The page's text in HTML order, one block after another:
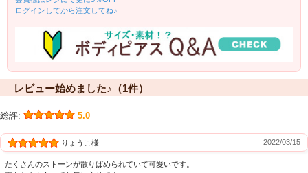
ログインしてから注文してね♪
レビュー始めました♪（1件）
総評: 5.0
りょうこ様 2022/03/15
たくさんのストーンが散りばめられていて可愛いです。